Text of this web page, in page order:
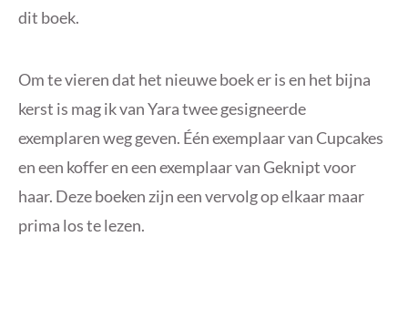
dit boek.
Om te vieren dat het nieuwe boek er is en het bijna
kerst is mag ik van Yara twee gesigneerde
exemplaren weg geven. Één exemplaar van Cupcakes
en een koffer en een exemplaar van Geknipt voor
haar. Deze boeken zijn een vervolg op elkaar maar
prima los te lezen.